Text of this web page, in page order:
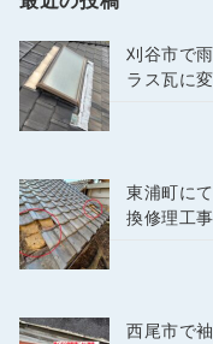
刈谷市で
ラス瓦に
東浦町に
換修理工事
西尾市で